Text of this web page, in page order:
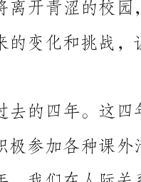
首先，让我们回顾一下过去的四年。这四年，我们在学术上
不断追求进步，勤奋学习，积极参加各种课外活动，为自己的成
友谊，共同度过了喜怒哀乐，互相支持，互相鼓励。这四年，我
团队合作精神和领导才能。这一切都成为我们宝贵的财富，为我